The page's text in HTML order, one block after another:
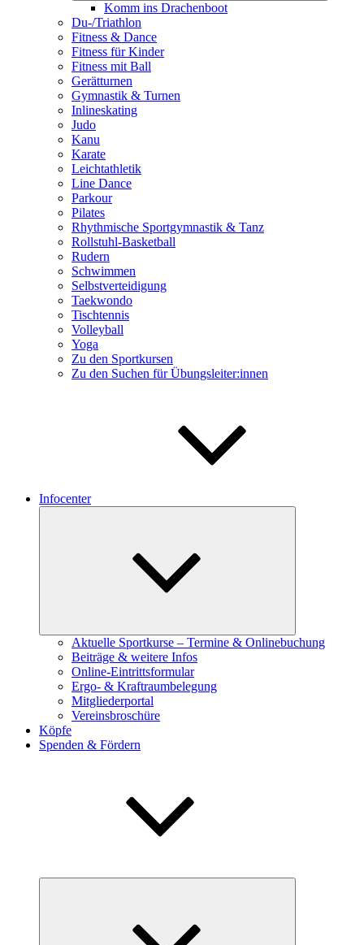
Komm ins Drachenboot
Du-/Triathlon
Fitness & Dance
Fitness für Kinder
Fitness mit Ball
Gerätturnen
Gymnastik & Turnen
Inlineskating
Judo
Kanu
Karate
Leichtathletik
Line Dance
Parkour
Pilates
Rhythmische Sportgymnastik & Tanz
Rollstuhl-Basketball
Rudern
Schwimmen
Selbstverteidigung
Taekwondo
Tischtennis
Volleyball
Yoga
Zu den Sportkursen
Zu den Suchen für Übungsleiter:innen
Infocenter
Aktuelle Sportkurse – Termine & Onlinebuchung
Beiträge & weitere Infos
Online-Eintrittsformular
Ergo- & Kraftraumbelegung
Mitgliederportal
Vereinsbroschüre
Köpfe
Spenden & Fördern